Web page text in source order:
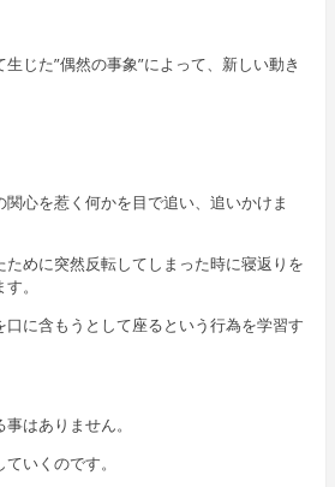
じた”偶然の事象”によって、新しい動き
心を惹く何かを目で追い、追いかけま
めに突然反転してしまった時に寝返りを
。
口に含もうとして座るという行為を学習す
はありません。
いくのです。